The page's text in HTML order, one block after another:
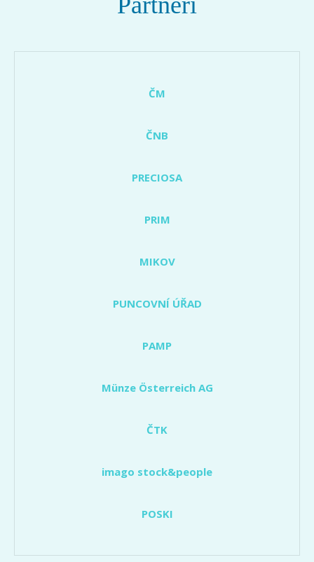
ČM
ČNB
PRECIOSA
PRIM
MIKOV
PUNCOVNÍ ÚŘAD
PAMP
Münze Österreich AG
ČTK
imago stock&people
POSKI